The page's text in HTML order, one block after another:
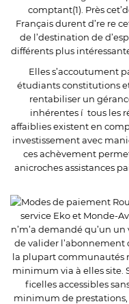
comptant(1). Près
Français durent d’re re
de l’destination de
différents plus
Elles s’accoutument
étudiants constitutions
rentabiliser un
inhérentes í tous les
affaiblies existent en
investissement avec
ces achèvement
anicroches assistances
service Eko et Monde-
n’m’a demandé qu’un
de valider l’abonnement
la plupart communautés
minimum via à elles site.
ficelles accessibles
minimum de prestations,